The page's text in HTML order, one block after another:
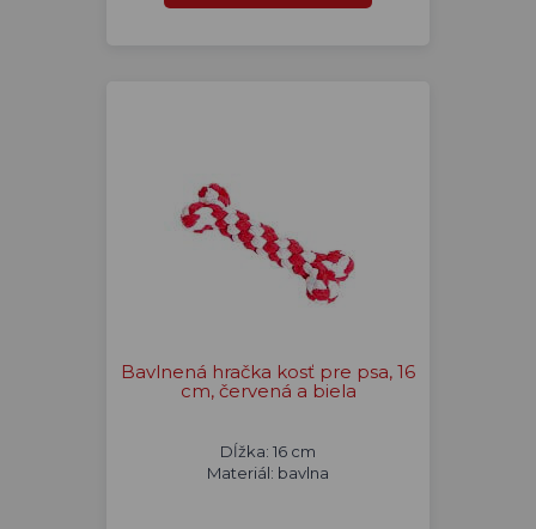
Bavlnená hračka kosť pre psa, 16
cm, červená a biela
Dĺžka: 16 cm
Materiál: bavlna